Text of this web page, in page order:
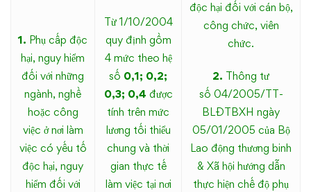
thu
nhập
chịu
thuế
TNCN
1. Phụ cấp độc
hại, nguy hiểm
đối với những
ngành, nghề
hoặc công
việc ở nơi làm
việc có yếu tố
độc hại, nguy
hiểm đối với
Từ 1/10/2004
quy định gồm
4 mức theo hệ
số 0,1; 0,2;
0,3; 0,4 được
tính trên mức
lương tối thiểu
chung và thời
gian thực tế
làm việc tại nơi
độc hại đối với cán bộ,
công chức, viên
chức.
2. Thông tư
số 04/2005/TT-
BLĐTBXH ngày
05/01/2005 của Bộ
Lao động thương binh
& Xã hội hướng dẫn
thực hiện chế độ phụ